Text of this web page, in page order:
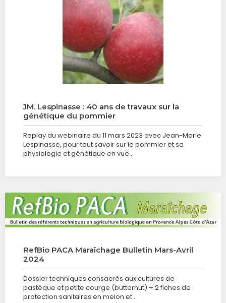
JM. Lespinasse : 40 ans de travaux sur la
génétique du pommier
Replay du webinaire du 11 mars 2023 avec Jean-Marie
Lespinasse, pour tout savoir sur le pommier et sa
physiologie et génétique en vue…
RefBio PACA Maraîchage Bulletin Mars-Avril
2024
Dossier techniques consacrés aux cultures de
pastèque et petite courge (butternut) + 2 fiches de
protection sanitaires en melon et…